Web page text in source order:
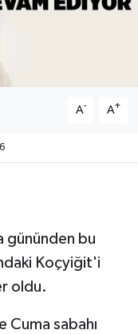
A- A+
gününden bu
Koçyiğit'i
oldu.
Cuma sabahı